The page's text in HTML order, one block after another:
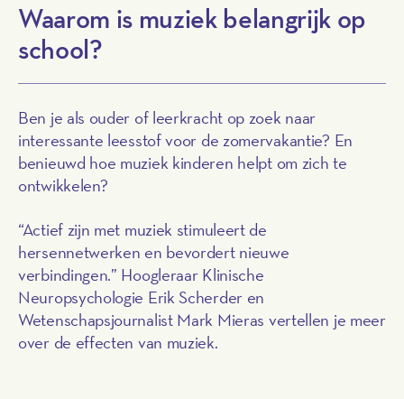
Waarom is muziek belangrijk op
school?
Ben je als ouder of leerkracht op zoek naar
interessante leesstof voor de zomervakantie? En
benieuwd hoe muziek kinderen helpt om zich te
ontwikkelen?
“Actief zijn met muziek stimuleert de
hersennetwerken en bevordert nieuwe
verbindingen.” Hoogleraar Klinische
Neuropsychologie Erik Scherder en
Wetenschapsjournalist Mark Mieras vertellen je meer
over de effecten van muziek.
Play